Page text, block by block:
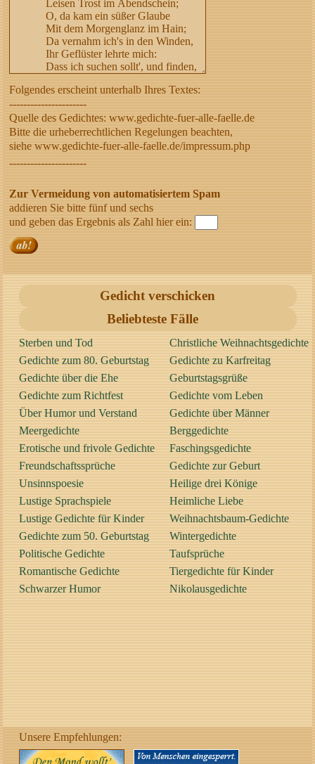
Folgendes erscheint unterhalb Ihres Textes:
----------------------
Quelle des Gedichtes: www.gedichte-fuer-alle-faelle.de
Bitte die urheberrechtlichen Regelungen beachten,
siehe www.gedichte-fuer-alle-faelle.de/impressum.php
----------------------
Zur Vermeidung von automatisiertem Spam
addieren Sie bitte fünf und sechs
und geben das Ergebnis als Zahl hier ein:
Gedicht verschicken
Beliebteste Fälle
Sterben und Tod
Gedichte zum 80. Geburtstag
Gedichte über die Ehe
Gedichte zum Richtfest
Über Humor und Verstand
Meergedichte
Erotische und frivole Gedichte
Freundschaftssprüche
Unsinnspoesie
Lustige Sprachspiele
Lustige Gedichte für Kinder
Gedichte zum 50. Geburtstag
Politische Gedichte
Romantische Gedichte
Schwarzer Humor
Christliche Weihnachtsgedichte
Gedichte zu Karfreitag
Geburtstagsgrüße
Gedichte vom Leben
Gedichte über Männer
Berggedichte
Faschingsgedichte
Gedichte zur Geburt
Heilige drei Könige
Heimliche Liebe
Weihnachtsbaum-Gedichte
Wintergedichte
Taufsprüche
Tiergedichte für Kinder
Nikolausgedichte
Unsere Empfehlungen: